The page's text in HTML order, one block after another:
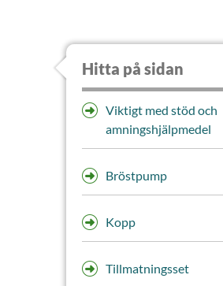
Hitta på sidan
Viktigt med stöd och
amningshjälpmedel
Bröstpump
Kopp
Tillmatningsset